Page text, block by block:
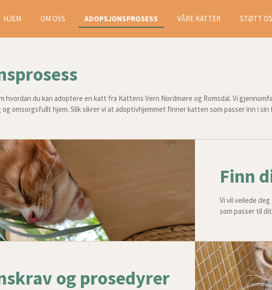
HJEM OM OSS ADOPSJONSPROSESS VÅRE KATTER STØTT
hvordan du kan adoptere en katt fra Kattens Vern Nordmøre og Romsdal. Vi
omsorgsfullt hjem. Slik sikrer vi at adoptivhjemmet finner katten som passer inn i sin
Finn
Vi vil veilede
som passer til
og prosedyrer